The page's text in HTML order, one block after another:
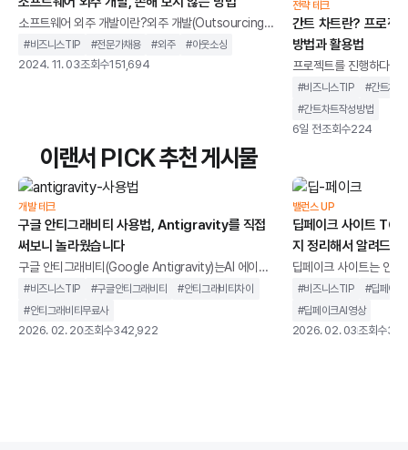
소프트웨어 외주 개발이란?외주 개발(Outsourcing
Development)은소프트웨어나 웹 애플리케이션 등의
개발을 위해 일부 또는 전체 개발 업무를 외부 전문 업체
비용을 절감하고자 할 때 매우 효과적입니다.특히IT 프
리랜서플랫폼을 활용하면 다양한 기술을 가진 전문가를
빠르게 찾아 프로젝트에 맞게 유연하게 진행할 수 있습
니다.외주 개발을 통해 기업은비용을 절감하면서도 최
신
#비즈니스TIP #전문가채용 #외주 #아웃소싱
2024. 11. 03조회수151,694
전략 테크
간트 차트란? 프로젝
방법과 활용법
프로젝트를 진행하다보
업무가 정해진 일정내
상황이 발생합니다. 종
게 이해해 프로젝트가
는 대표적인 프로젝트
(Gantt Chart)’입니다.
서, 담당자, 진행률을 시
어, 복잡한 프로젝트에
가
#비즈니스TIP #간트차트
#간트차트작성방법
6일 전조회수224
이랜서 PICK 추천 게시물
개발 테크
구글 안티그래비티 사용법, Antigravity를 직접
써보니 놀라웠습니다
구글 안티그래비티(Google Antigravity)는AI 에이전
트를 중심으로 설계된 통합 개발 환경을 말합니다. 단순
히 코드 자동완성을 제공하는 도구가 아니라,개발 작업
을 계획하고 실행까지 이어가는 구조를 지향합니다.기
#비즈니스TIP #구글안티그래비티 #안티그래비티차이
#안티그래비티무료사
2026. 02. 20조회수342,922
밸런스 UP
딥페이크 사이트
지 정리해서 알려드립
딥페이크 사이트는 인
굴이나 음성을 합성하
생성할 수 있는 웹 기반
니다.과거에는 전문 장
#비즈니스TIP #딥페이
#딥페이크AI영상
2026. 02. 03조회수